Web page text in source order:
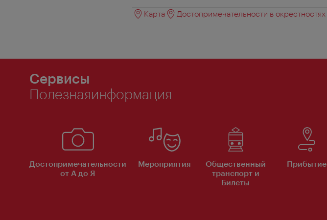
Карта Достопримечательности в окрестностях
Сервисы
Полезнаяинформация
Достопримечательности
от А до Я
Мероприятия
Общественный
транспорт и
Билеты
Прибытие